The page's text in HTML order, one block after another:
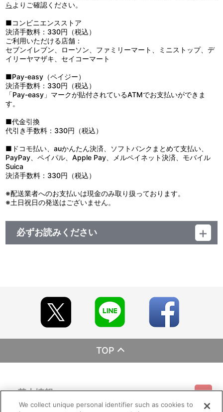
ら よりご確認ください。
■コンビニエンスストア
決済手数料：330円（税込）
ご利用いただける店舗：
セブンイレブン、ローソン、ファミリーマート、ミニストップ、デ
イリーヤマザキ、セイコーマート
■Pay-easy（ペイジー）
決済手数料：330円（税込）
「Pay-easy」マークが貼付されているATMでお支払いができま
す。
■代金引換
代引き手数料：330円（税込）
■ドコモ払い、auかんたん決済、ソフトバンクまとめて支払い、
PayPay、ペイパル、Apple Pay、メルペイネット決済、モバイル
Suica
決済手数料：330円（税込）
※配送業者へのお支払いは現金のみ取り扱っております。
※土日祝日の発送はございません。
必ずお読みください
TOP
基本情報
We collect unique personal identifier such as cookies to